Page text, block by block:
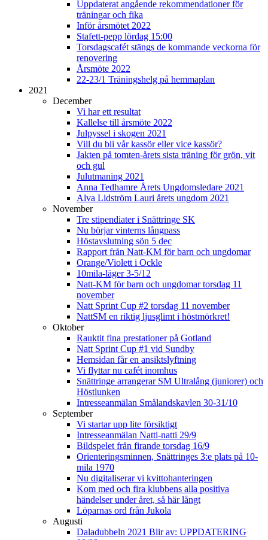
Uppdaterat angående rekommendationer för
träningar och fika
Inför årsmötet 2022
Stafett-pepp lördag 15:00
Torsdagscafét stängs de kommande veckorna för
renovering
Årsmöte 2022
22-23/1 Träningshelg på hemmaplan
2021
December
Vi har ett resultat
Kallelse till årsmöte 2022
Julpyssel i skogen 2021
Vill du bli vår kassör eller vice kassör?
Jakten på tomten-årets sista träning för grön, vit
och gul
Julutmaning 2021
Anna Tedhamre Årets Ungdomsledare 2021
Alva Lidström Lauri årets ungdom 2021
November
Tre stipendiater i Snättringe SK
Nu börjar vinterns långpass
Höstavslutning sön 5 dec
Rapport från Natt-KM för barn och ungdomar
Orange/Violett i Ockle
10mila-läger 3-5/12
Natt-KM för barn och ungdomar torsdag 11
november
Natt Sprint Cup #2 torsdag 11 november
NattSM en riktig ljusglimt i höstmörkret!
Oktober
Rauktit fina prestationer på Gotland
Natt Sprint Cup #1 vid Sundby
Hemsidan får en ansiktslyftning
Vi flyttar nu cafét inomhus
Snättringe arrangerar SM Ultralång (juniorer) och
Höstlunken
Intresseanmälan Smålandskavlen 30-31/10
September
Vi startar upp lite försiktigt
Intresseanmälan Natti-natti 29/9
Bildspelet från firande torsdag 16/9
Orienteringsminnen, Snättringes 3:e plats på 10-
mila 1970
Nu digitaliserar vi kvittohanteringen
Kom med och fira klubbens alla positiva
händelser under året, så här långt
Löparnas ord från Jukola
Augusti
Daladubbeln 2021 Blir av: UPPDATERING